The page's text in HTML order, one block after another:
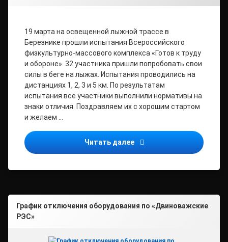
19 марта на освещенной лыжной трассе в
Березнике прошли испытания Всероссийского
физкультурно-массового комплекса «Готов к труду
и обороне». 32 участника пришли попробовать свои
силы в беге на лыжах. Испытания проводились на
дистанциях 1, 2, 3 и 5 км. По результатам
испытания все участники выполнили нормативы на
знаки отличия. Поздравляем их с хорошим стартом
и желаем …
Читать далее Готов к труду и обороне
График отключения оборудования по «Двиноважские
РЭС»